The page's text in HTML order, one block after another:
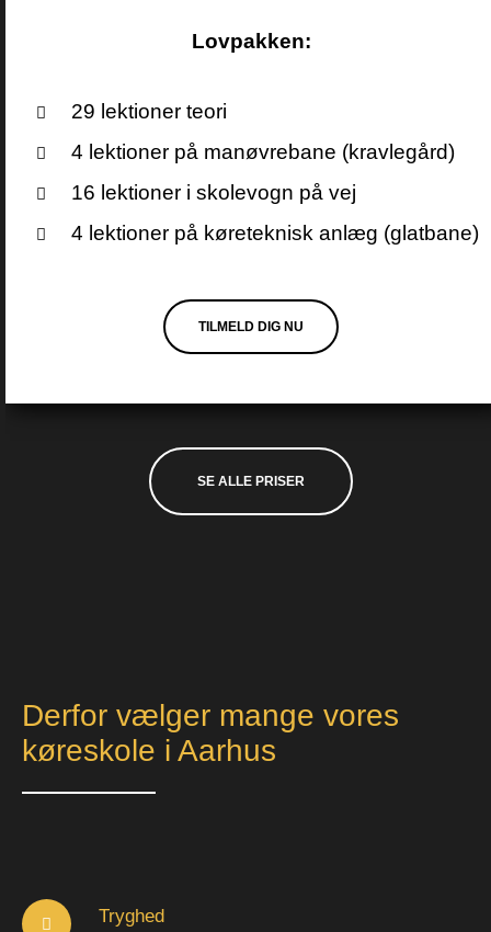
Lovpakken:
29 lektioner teori
4 lektioner på manøvrebane (kravlegård)
16 lektioner i skolevogn på vej
4 lektioner på køreteknisk anlæg (glatbane)
TILMELD DIG NU
SE ALLE PRISER
Derfor vælger mange vores
køreskole i Aarhus
Tryghed